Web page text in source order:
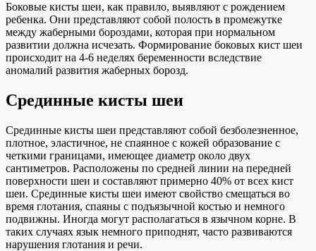
Боковые кисты шеи, как правило, выявляют с рождением
ребенка. Они представляют собой полость в промежутке
между жаберными бороздами, которая при нормальном
развитии должна исчезать. Формирование боковых кист шеи
происходит на 4-6 неделях беременности вследствие
аномалий развития жаберных борозд.
Срединные кисты шеи
Срединные кисты шеи представляют собой безболезненное,
плотное, эластичное, не спаянное с кожей образование с
четкими границами, имеющее диаметр около двух
сантиметров. Расположены по средней линии на передней
поверхности шеи и составляют примерно 40% от всех кист
шеи. Срединные кисты шеи имеют свойство смещаться во
время глотания, спаяны с подъязычной костью и немного
подвижны. Иногда могут располагаться в язычном корне. В
таких случаях язык немного приподнят, часто развиваются
нарушения глотания и речи.